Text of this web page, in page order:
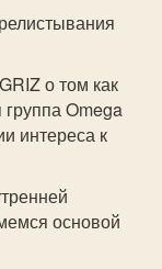
о том как
Omega
интереса к
основой